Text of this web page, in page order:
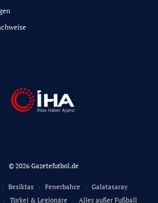
© 2026 Gazetefutbol.de
Besiktas Fenerbahce
Galatasaray
Türkei & Legionäre Alles außer Fußball